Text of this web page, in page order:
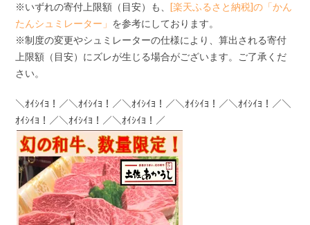
※いずれの寄付上限額（目安）も、[楽天ふるさと納税]の「かん
たんシュミレーター」 を参考にしております。
※制度の変更やシュミレーターの仕様により、算出される寄付
上限額（目安）にズレが生じる場合がございます。ご了承くだ
さい。
＼ｵｲｼｲﾖ！／＼ｵｲｼｲﾖ！／＼ｵｲｼｲﾖ！／＼ｵｲｼｲﾖ！／＼ｵｲｼｲﾖ！／＼
ｵｲｼｲﾖ！／＼ｵｲｼｲﾖ！／＼ｵｲｼｲﾖ！／